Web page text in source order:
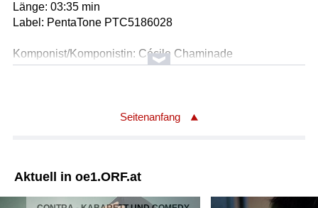
Länge: 03:35 min
Label: PentaTone PTC5186028
Komponist/Komponistin: Cécile Chaminade
Titel: Pierette. Air de ballet, op.41 - für Klavier
Label: Piano Classics PCL10164
* Presto - 3.Satz (00:02:33)
Leitung: Simon Murphy
Seitenanfang
Aktuell in oe1.ORF.at